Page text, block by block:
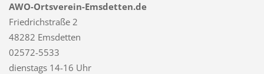
AWO-Ortsverein-Emsdetten.de
Friedrichstraße 2
48282 Emsdetten
02572-5533
dienstags 14-16 Uhr